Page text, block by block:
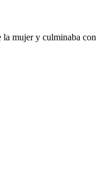
la mujer y culminaba con